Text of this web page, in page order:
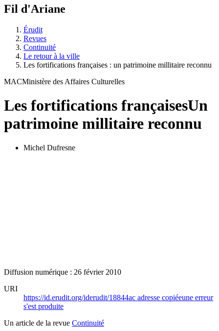
Fil d'Ariane
Érudit
Revues
Continuité
Le retour à la ville
Les fortifications françaises : un patrimoine millitaire reconnu
MACMinistère des Affaires Culturelles
Les fortifications françaisesUn
patrimoine millitaire reconnu
Michel Dufresne
Diffusion numérique : 26 février 2010
URI
https://id.erudit.org/iderudit/18844ac adresse copiéeune erreur
s'est produite
Un article de la revue Continuité